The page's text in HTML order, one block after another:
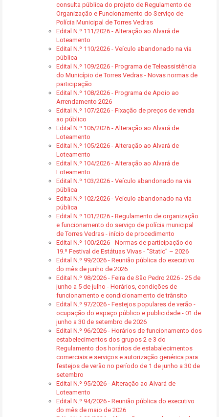
consulta pública do projeto de Regulamento de
Organização e Funcionamento do Serviço de
Polícia Municipal de Torres Vedras
Edital N.º 111/2026 - Alteração ao Alvará de
Loteamento
Edital N.º 110/2026 - Veículo abandonado na via
pública
Edital N.º 109/2026 - Programa de Teleassistência
do Município de Torres Vedras - Novas normas de
participação
Edital N.º 108/2026 - Programa de Apoio ao
Arrendamento 2026
Edital N.º 107/2026 - Fixação de preços de venda
ao público
Edital N.º 106/2026 - Alteração ao Alvará de
Loteamento
Edital N.º 105/2026 - Alteração ao Alvará de
Loteamento
Edital N.º 104/2026 - Alteração ao Alvará de
Loteamento
Edital N.º 103/2026 - Veículo abandonado na via
pública
Edital N.º 102/2026 - Veículo abandonado na via
pública
Edital N.º 101/2026 - Regulamento de organização
e funcionamento do serviço de polícia municipal
de Torres Vedras - início de procedimento
Edital N.º 100/2026 - Normas de participação do
19.º Festival de Estátuas Vivas - “Static” – 2026
Edital N.º 99/2026 - Reunião pública do executivo
do mês de junho de 2026
Edital N.º 98/2026 - Feira de São Pedro 2026 - 25 de
junho a 5 de julho - Horários, condições de
funcionamento e condicionamento de trânsito
Edital N.º 97/2026 - Festejos populares de verão -
ocupação do espaço público e publicidade - 01 de
junho a 30 de setembro de 2026
Edital N.º 96/2026 - Horários de funcionamento dos
estabelecimentos dos grupos 2 e 3 do
Regulamento dos horários de estabalecimentos
comerciais e serviços e autorização genérica para
festejos de verão no período de 1 de junho a 30 de
setembro
Edital N.º 95/2026 - Alteração ao Alvará de
Loteamento
Edital N.º 94/2026 - Reunião pública do executivo
do mês de maio de 2026